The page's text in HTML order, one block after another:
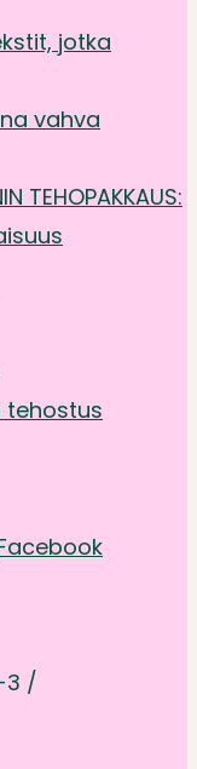
jotka
vahva
TEHOPAKKAUS:
tehostus
3 /